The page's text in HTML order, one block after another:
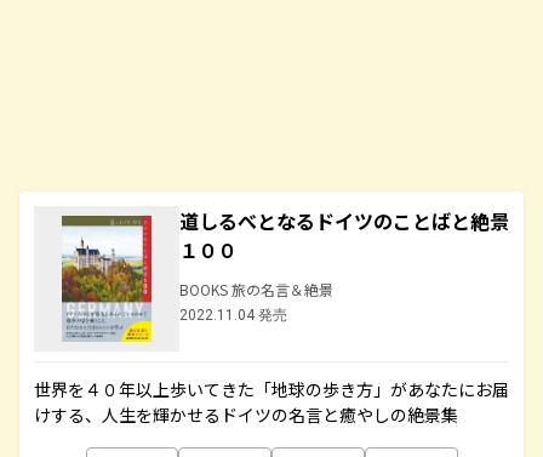
道しるべとなるドイツのことばと絶景
１００
BOOKS 旅の名言＆絶景
2022.11.04 発売
世界を４０年以上歩いてきた「地球の歩き方」があなたにお届
けする、人生を輝かせるドイツの名言と癒やしの絶景集